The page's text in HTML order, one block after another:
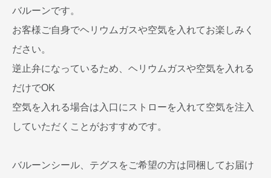
バルーンです。
お客様ご自身でヘリウムガスや空気を入れてお楽しみく
ださい。
逆止弁になっているため、ヘリウムガスや空気を入れる
だけでOK
空気を入れる場合は入口にストローを入れて空気を注入
していただくことがおすすめです。
バルーンシール、テグスをご希望の方は同梱してお届け